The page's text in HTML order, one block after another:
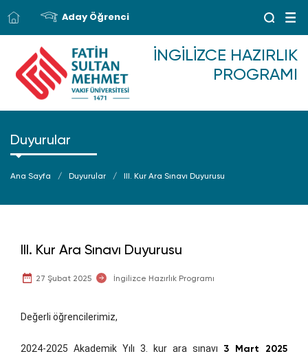
Aday Öğrenci
İNGILIZCE HAZIRLIK
PROGRAMI
Duyurular
Ana Sayfa Duyurular III. Kur Ara Sınavı Duyurusu
III. Kur Ara Sınavı Duyurusu
27 Şubat 2025 İngilizce Hazırlık Programı
Değerli öğrencilerimiz,
2024-2025 Akademik Yılı 3. kur ara sınavı 3 Mart 2025